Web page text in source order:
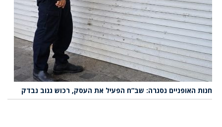
חנות האופניים נסגרה: שב”ח הפעיל את העסק, רכוש גנוב נבדק